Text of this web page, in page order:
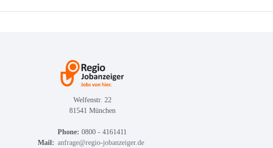
Welfenstr. 22
81541 München
Phone: 0800 - 4161411
Mail: anfrage@regio-jobanzeiger.de